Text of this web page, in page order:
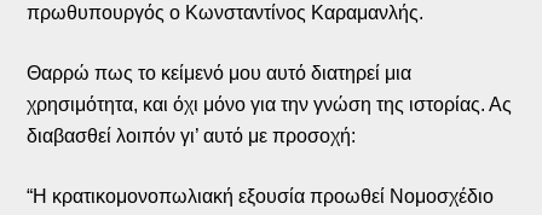
πρωθυπουργός ο Κωνσταντίνος Καραμανλής.
Θαρρώ πως το κείμενό μου αυτό διατηρεί μια
χρησιμότητα, και όχι μόνο για την γνώση της ιστορίας. Ας
διαβασθεί λοιπόν γι’ αυτό με προσοχή:
“Η κρατικομονοπωλιακή εξουσία προωθεί Νομοσχέδιο